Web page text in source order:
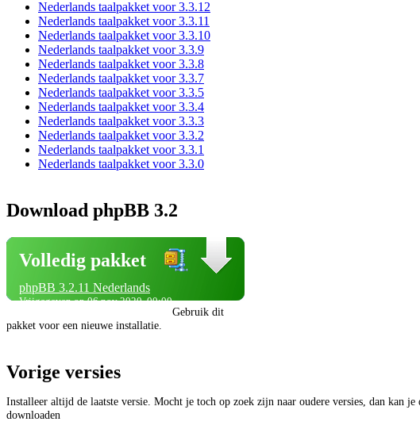
Nederlands taalpakket voor 3.3.12
Nederlands taalpakket voor 3.3.11
Nederlands taalpakket voor 3.3.10
Nederlands taalpakket voor 3.3.9
Nederlands taalpakket voor 3.3.8
Nederlands taalpakket voor 3.3.7
Nederlands taalpakket voor 3.3.5
Nederlands taalpakket voor 3.3.4
Nederlands taalpakket voor 3.3.3
Nederlands taalpakket voor 3.3.2
Nederlands taalpakket voor 3.3.1
Nederlands taalpakket voor 3.3.0
Download phpBB 3.2
Volledig pakket
phpBB 3.2.11 Nederlands
Vrijgegeven op 06 nov 2020, 00:00
Gebruik dit
pakket voor een nieuwe installatie.
Vorige versies
Installeer altijd de laatste versie. Mocht je toch op zoek zijn naar oudere versies, dan kan je
downloaden